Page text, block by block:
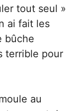
tout seul »
ai fait les
bûche
terrible pour
au